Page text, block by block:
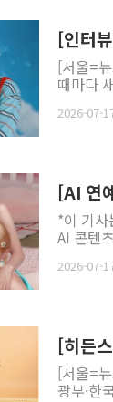
[인터
[서울=
때마다
2026-07-
[AI 연
*이 기사
AI 콘텐
2026-07-
[히든
[서울=
광부·한